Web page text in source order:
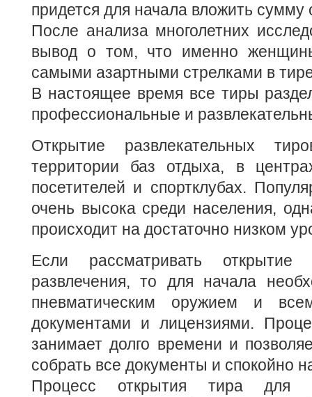
придется для начала вложить сумму
После анализа многолетних
вывод о том, что именно
самыми азартными стрелками в
В настоящее время все тиры
профессиональные и
Открытие развлекательных
территории баз отдыха, в
посетителей и спортклубах.
очень высока среди населения,
происходит на достаточно низком
Если рассматривать
развлечения, то для начала
пневматическим оружием и
документами и лицензиями.
занимает долго времени и
собрать все документы и спокойно
Процесс открытия тира для